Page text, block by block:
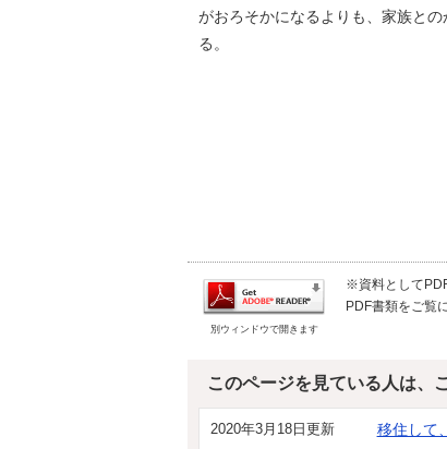
がおろそかになるよりも、家族と
る。
別ウィンドウで開きます
※資料として
PDF書類をご覧
このページを見ている人は、
2020年3月18日更新 移住し